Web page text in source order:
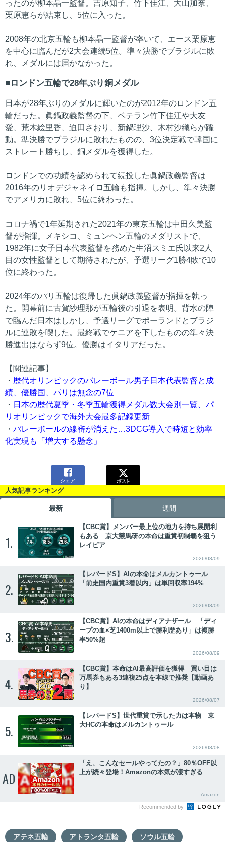
ったのが柳本晶一監督。吉原知子、竹下佳江、大山加奈、
栗原恵らが結束し、5位に入った。
2008年の北京五輪も柳本晶一監督が率いて、エース栗原恵
を中心に臨んだが2大会連続5位。準々決勝でブラジルに敗
れ、メダルには届かなかった。
ロンドン五輪で28年ぶり銅メダル
日本が28年ぶりのメダルに輝いたのが2012年のロンドン五
輪だった。眞鍋政義監督の下、ベテラン竹下佳江や大友
愛、荒木絵里香、迫田さおり、新鍋理沙、木村沙織らが躍
動。準決勝でブラジルに敗れたものの、3位決定戦で韓国に
ストレート勝ちし、銅メダルを獲得した。
ロンドンでの功績を認められて続投した眞鍋政義監督は
2016年のリオデジャネイロ五輪も指揮。しかし、準々決勝
でアメリカに敗れ、5位に終わった。
コロナ禍で1年延期された2021年の東京五輪は中田久美監
督が指揮。メキシコ、ミュンヘン五輪のメダリストで、
1982年に女子日本代表監督を務めた生沼スミエ氏以来2人
目の女性監督として期待されたが、予選リーグ1勝4敗で10
位に終わった。
2024年のパリ五輪は復帰した眞鍋政義監督が指揮を執っ
た。開幕前に古賀紗理那が五輪後の引退を表明。背水の陣
で臨んだ日本はしかし、予選リーグでポーランドとブラジ
ルに連敗を喫した。最終戦でケニアを下したものの準々決
勝進出はならず9位。優勝はイタリアだった。
【関連記事】
・ 歴代オリンピックのバレーボール男子日本代表監督と成
績、優勝国、パリは無念の7位
・ 日本の歴代夏季・冬季五輪獲得メダル数大会別一覧、パ
リオリンピックで海外大会最多記録更新
・ バレーボールの線審が消えた…3DCG導入で時短と効率
化実現も「増大する懸念」

シェア
人気記事ランキング
最新 週間
1.
【CBC賞】メンバー最上位の地力を持ち展開利
もある 京大競馬研の本命は重賞初制覇を狙う
レイピア
2026/08/09
2.
【レパードS】AIの本命はメルカントゥール
「前走国内重賞3着以内」は単回収率194%
2026/08/09
3.
【CBC賞】AIの本命はディアナザール 「ディ
ープの血×芝1400m以上で勝利歴あり」は複勝
率50%超
2026/08/09
4.
【CBC賞】本命はAI最高評価を獲得 買い目は
万馬券もある3連複25点を本線で推奨【動画あ
り】
2026/08/07
5.
【レパードS】世代重賞で示した力は本物 東
大HCの本命はメルカントゥール
2026/08/08
AD
「え、こんなセールやってたの？」80％OFF以
上が続々登場！Amazonの本気が凄すぎる
Amazon
Recommended by
アテネ五輪 アトランタ五輪 ソウル五輪